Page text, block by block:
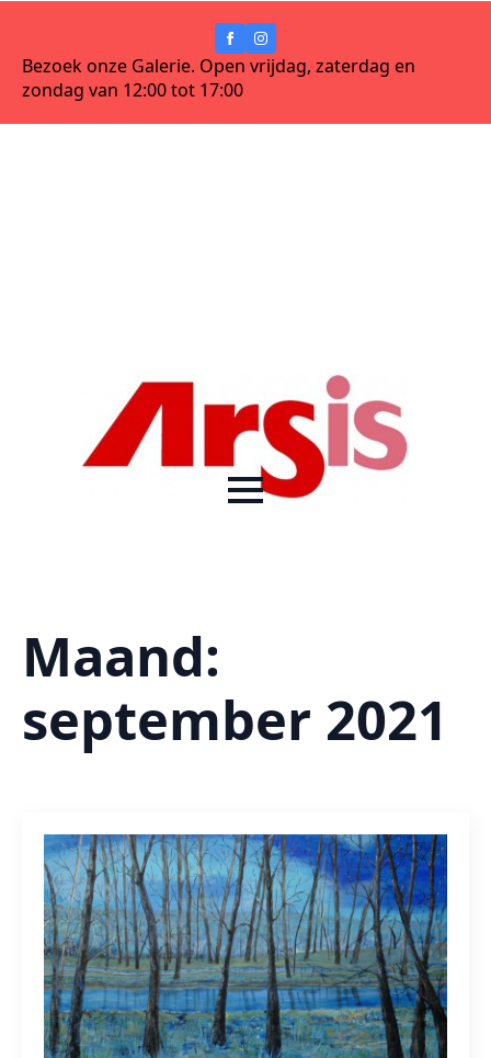
Bezoek onze Galerie. Open vrijdag, zaterdag en
zondag van 12:00 tot 17:00
Maand:
september 2021